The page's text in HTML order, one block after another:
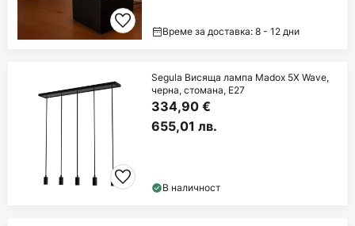
Време за доставка: 8 - 12 дни
Segula Висяща лампа Madox 5X Wave,
черна, стомана, E27
334,90 €
655,01 лв.
В наличност